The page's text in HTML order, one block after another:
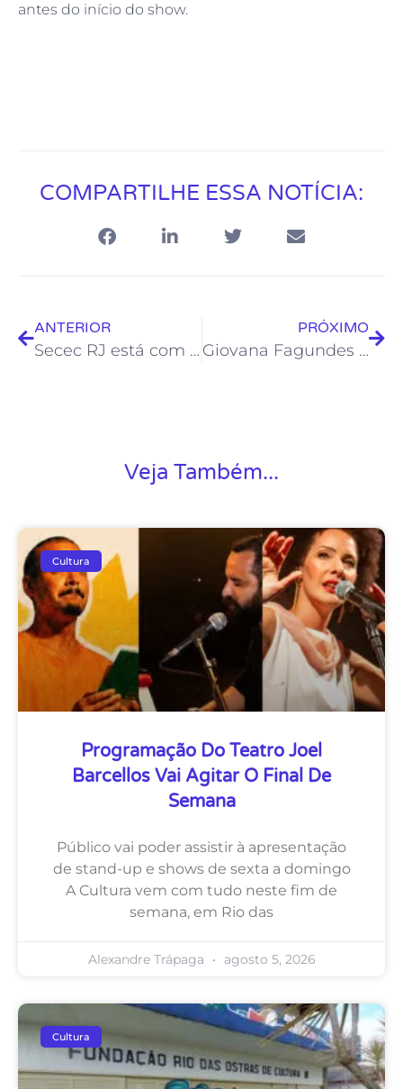
antes do início do show.
COMPARTILHE ESSA NOTÍCIA:
ANTERIOR
Secec RJ está com inscrições abertas para o Edital Arraiá Cultural 2
PRÓXIMO
Giovana Fagundes apresenta stand up comedy no Teatro Municipal Joel Barcellos
Veja Também...
Cultura
Programação Do Teatro Joel
Barcellos Vai Agitar O Final De
Semana
Público vai poder assistir à apresentação
de stand-up e shows de sexta a domingo
A Cultura vem com tudo neste fim de
semana, em Rio das
Alexandre Trápaga agosto 5, 2026
Cultura